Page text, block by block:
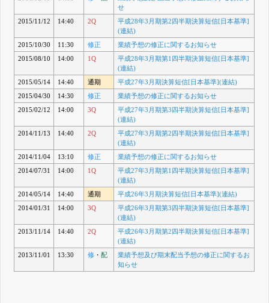
せ
2015/11/12
14:40 2Q
平成28年3月期第2四半期決算短信[日本基準]
(連結)
2015/10/30
11:30 修正
業績予想の修正に関するお知らせ
2015/08/10
14:00 1Q
平成28年3月期第1四半期決算短信[日本基準]
(連結)
2015/05/14
14:40 通期
平成27年3月期決算短信[日本基準](連結)
2015/04/30
14:30 修正
業績予想の修正に関するお知らせ
2015/02/12
14:00 3Q
平成27年3月期第3四半期決算短信[日本基準]
(連結)
2014/11/13
14:40 2Q
平成27年3月期第2四半期決算短信[日本基準]
(連結)
2014/11/04
13:10 修正
業績予想の修正に関するお知らせ
2014/07/31
14:00 1Q
平成27年3月期第1四半期決算短信[日本基準]
(連結)
2014/05/14
14:40 通期
平成26年3月期決算短信[日本基準](連結)
2014/01/31
14:00 3Q
平成26年3月期第3四半期決算短信[日本基準]
(連結)
2013/11/14
14:40 2Q
平成26年3月期第2四半期決算短信[日本基準]
(連結)
2013/11/01
13:30 修・ 配
業績予想及び期末配当予想の修正に関するお
知らせ